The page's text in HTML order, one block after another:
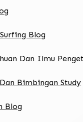
Blog
Dan Ilmu
Bimbingan Study
Blog